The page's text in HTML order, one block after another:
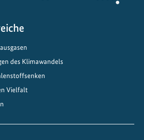
des Klimawandels
Vielfalt